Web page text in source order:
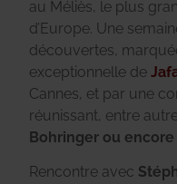
au Méliès, le plus
d’Europe. Une
découvertes,
exceptionnelle de
Cannes, et par une
réunissant, entre
Bohringer ou encore
Rencontre avec